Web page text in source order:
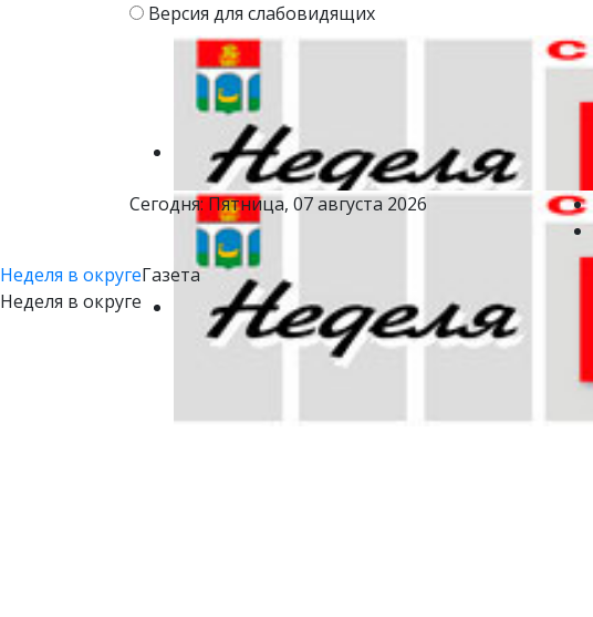
Версия для слабовидящих
Сегодня: Пятница, 07 августа 2026
Неделя в округеГазета
Неделя в округе